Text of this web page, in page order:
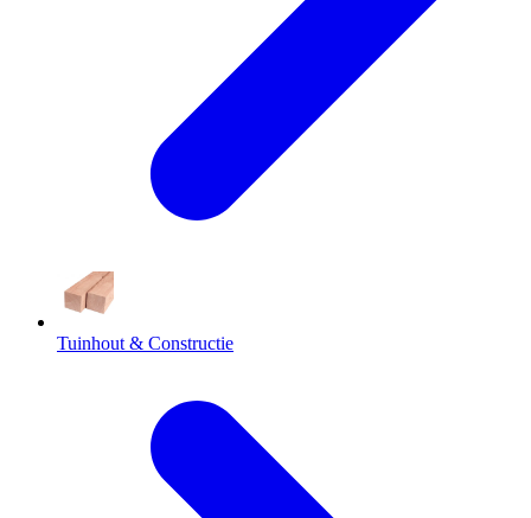
Tuinhout & Constructie